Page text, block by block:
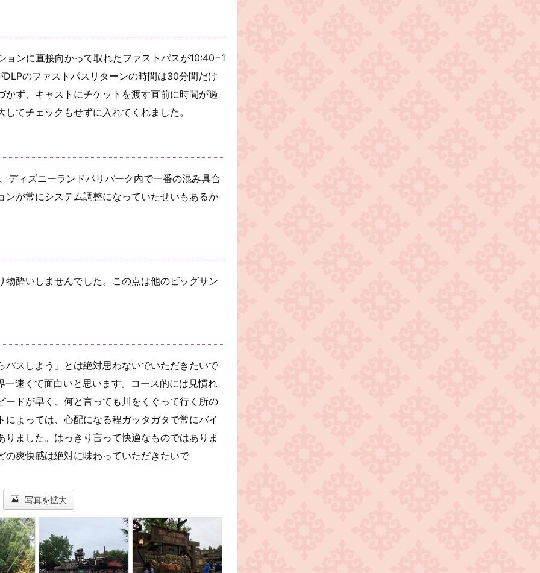
ョンに直接向かって取れたファストパスが10:40−1
のファストパスリターンの時間は30分間だけ
ず、キャストにチケットを渡す直前に時間が過
てチェックもせずに入れてくれました。
ディズニーランドパリパーク内で一番の混み具合
ンが常にシステム調整になっていたせいもあるか
物酔いしませんでした。この点は他のビッグサン
パスしよう」とは絶対思わないでいただきたいで
速くて面白いと思います。コース的には見慣れ
ードが早く、何と言っても川をくぐって行く所の
よっては、心配になる程ガッタガタで常にバイ
ました。はっきり言って快適なものではありま
の爽快感は絶対に味わっていただきたいで
写真を拡大